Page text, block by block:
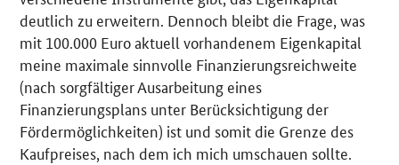
deutlich zu erweitern. Dennoch bleibt die Frage, was
mit 100.000 Euro aktuell vorhandenem Eigenkapital
meine maximale sinnvolle Finanzierungsreichweite
(nach sorgfältiger Ausarbeitung eines
Finanzierungsplans unter Berücksichtigung der
Fördermöglichkeiten) ist und somit die Grenze des
Kaufpreises, nach dem ich mich umschauen sollte.